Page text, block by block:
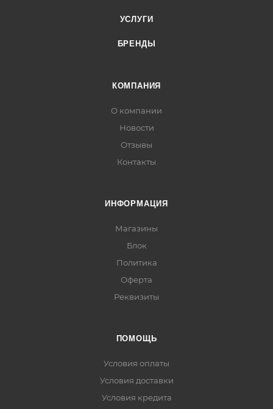
УСЛУГИ
БРЕНДЫ
КОМПАНИЯ
О компании
Новости
Отзывы
Контакты
ИНФОРМАЦИЯ
Магазины
Блок
Политика
Оферта
Реквизиты
ПОМОЩЬ
Условия оплаты
Условия доставки
Условия кредита